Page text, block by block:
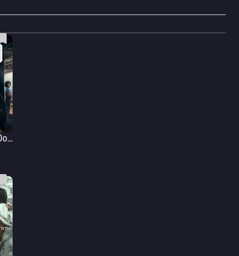
Nando Entre Dois Mundos: Um Filme Sintonia